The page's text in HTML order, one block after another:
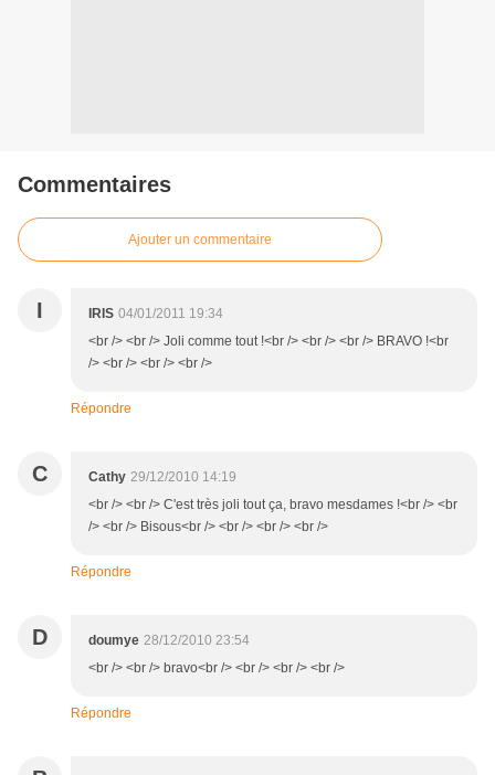
Commentaires
Ajouter un commentaire
I IRIS 04/01/2011 19:34
<br /> <br /> Joli comme tout !<br /> <br /> <br /> BRAVO !<br
/> <br /> <br /> <br />
Répondre
C Cathy 29/12/2010 14:19
<br /> <br /> C'est très joli tout ça, bravo mesdames !<br /> <br
/> <br /> Bisous<br /> <br /> <br /> <br />
Répondre
D doumye 28/12/2010 23:54
<br /> <br /> bravo<br /> <br /> <br /> <br />
Répondre